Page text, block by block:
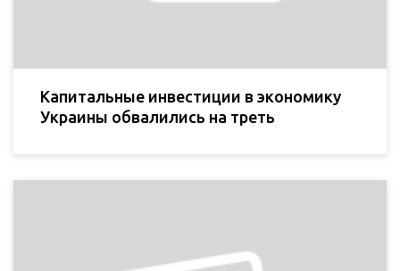
Капитальные инвестиции в экономику
Украины обвалились на треть